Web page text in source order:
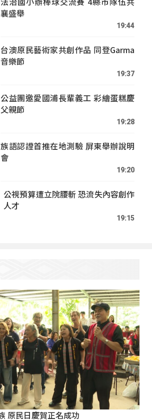
襄盛舉
19:44
台澳原民藝術家共創作品 同登Garma
音樂節
19:37
公益團邀愛國浦長輩義工 彩繪蛋糕慶
父親節
19:28
族語認證首推在地測驗 屏東舉辦說明
會
19:20
公視預算遭立院腰斬 恐流失內容創作
人才
19:15
原民日慶賀正名成功